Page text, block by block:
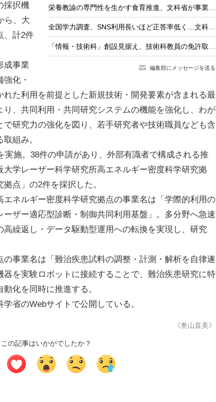
栄養教諭の専門性を生かす食育推進、文科省が事業公募
全国学力調査、SNS利用長いほど正答率低く…文科相8/4会見
「情報・技術科」創設見据え、技術科教員の免許取得講座を全国実施…兵庫教育大
編集部にメッセージを送る
採択機
ら、大
、計2件
成事業
化・
た利用を前提とした新規技術・開発要素が含まれる最
、共同利用・共同研究システムの機能を強化し、わが
で研究力の強化を図り、若手研究者や技術職員なども含
組み。
施。38件の申請があり、外部有識者で構成される推
学レーザー科学研究所高エネルギー密度科学研究拠
点」の2件を採択した。
ネルギー密度科学研究拠点の事業名は「学際的利用の
ザー適応型診断・制御共同利用基盤」。多分野へ急速
繰返し・データ駆動型運用への転換を実現し、研究
事業名は「難治疾患試料の調整・計測・解析を自律遂
を実験ロボットに接続することで、難治疾患研究に特
化を同時に推進する。
省のWebサイトで公開している。
《奥山直美》
この記事はいかがでしたか？